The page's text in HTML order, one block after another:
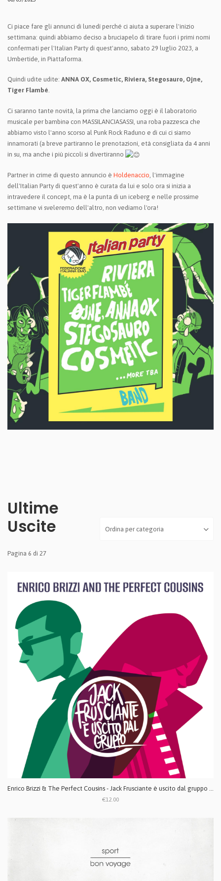
Ci piace fare gli annunci di lunedì perché ci aiuta a superare l'inizio
settimana: quindi abbiamo deciso a bruciapelo di tirare fuori i primi nomi
confermati per l'Italian Party di quest'anno, sabato 29 luglio 2023, a
Umbertide, in Piattaforma.
Quindi udite udite: ANNA OX, Cosmetic, Riviera, Stegosauro, Ojne,
Tiger Flambé.
Ci saranno tante novità, la prima che lanciamo oggi è il laboratorio
musicale per bambinə con MASSILANCIASASSI, una roba pazzesca che
abbiamo visto l'anno scorso al Punk Rock Raduno e di cui ci siamo
innamorati (a breve partiranno le prenotazioni, età consigliata da 4 anni
in su, ma anche i più piccoli si divertiranno
Partner in crime di questo annuncio è Holdenaccio, l'immagine
dell'Italian Party di quest'anno è curata da lui e solo ora si inizia a
intravedere il concept, ma è la punta di un iceberg e nelle prossime
settimane vi sveleremo dell'altro, non vediamo l'ora!
Ultime
Uscite
Pagina 6 di 27
€12.00